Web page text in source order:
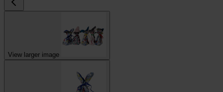
View larger image